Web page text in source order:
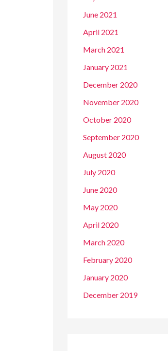
June 2021
April 2021
March 2021
January 2021
December 2020
November 2020
October 2020
September 2020
August 2020
July 2020
June 2020
May 2020
April 2020
March 2020
February 2020
January 2020
December 2019